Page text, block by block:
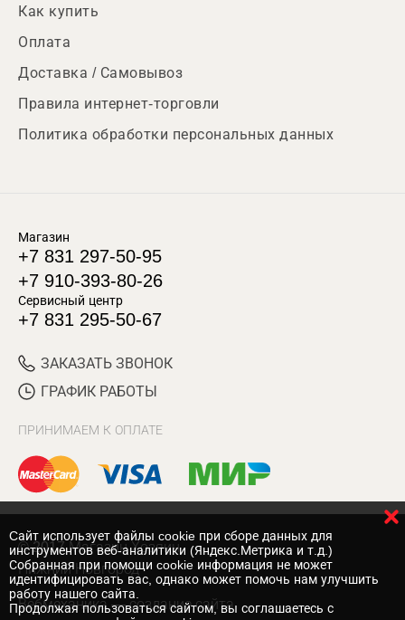
Как купить
Оплата
Доставка / Самовывоз
Правила интернет-торговли
Политика обработки персональных данных
Магазин
+7 831 297-50-95
+7 910-393-80-26
Сервисный центр
+7 831 295-50-67
ЗАКАЗАТЬ ЗВОНОК
ГРАФИК РАБОТЫ
ПРИНИМАЕМ К ОПЛАТЕ
© 2017 Магазин Хозяин
Нижний Новгород
Вебмеханика — создание сайта
Cайт использует файлы cookie при сборе данных для
инструментов веб-аналитики (Яндекс.Метрика и т.д.)
Собранная при помощи cookie информация не может
идентифицировать вас, однако может помочь нам улучшить
работу нашего сайта.
Продолжая пользоваться сайтом, вы соглашаетесь с